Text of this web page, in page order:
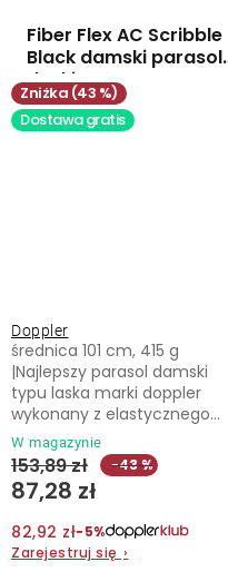
Fiber Flex AC Scribble
Black damski parasol
laski automatyczny
(43 %)
Dostawa gratis
Doppler
W magazynie
87,28 zł
153,89 zł −43 %
82,92 zł−5%
Zarejestruj się ›
średnica 101 cm, 415 g
|Najlepszy parasol damski
typu laska marki doppler
wykonany z elastycznego...